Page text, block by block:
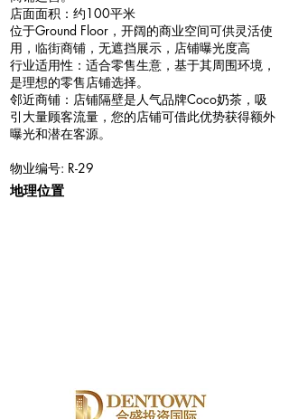
店面面积：约100平米
位于Ground Floor，开阔的商业空间可供灵活使
用，临街商铺，无遮挡展示，店铺曝光度高
行业适用性：适合零售生意，基于其周围环境，
是理想的零售店铺选择。
邻近商铺：店铺隔壁是人气品牌Coco奶茶，吸
引大量顾客流量，您的店铺可借此优势获得额外
曝光和潜在客源。
物业编号: R-29
地理位置